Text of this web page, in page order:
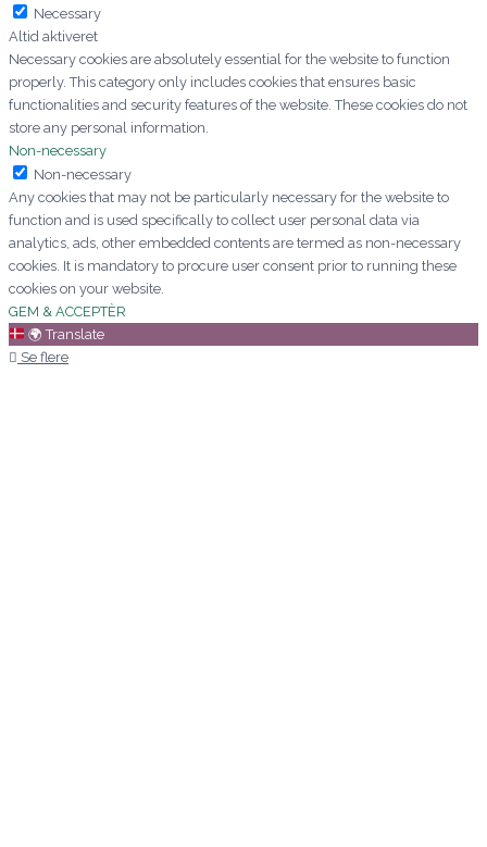
Necessary
Altid aktiveret
Necessary cookies are absolutely essential for the website to function
properly. This category only includes cookies that ensures basic
functionalities and security features of the website. These cookies do not
store any personal information.
Non-necessary
Non-necessary
Any cookies that may not be particularly necessary for the website to
function and is used specifically to collect user personal data via
analytics, ads, other embedded contents are termed as non-necessary
cookies. It is mandatory to procure user consent prior to running these
cookies on your website.
GEM & ACCEPTÈR
🌍 Translate
Se flere